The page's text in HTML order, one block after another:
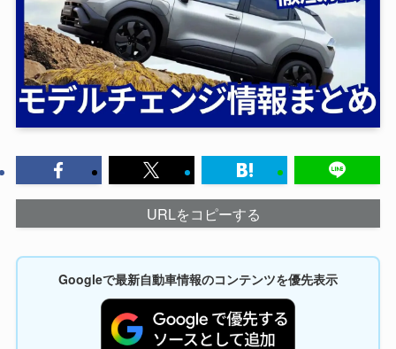
URLをコピーする
Googleで最新自動車情報のコンテンツを優先表示